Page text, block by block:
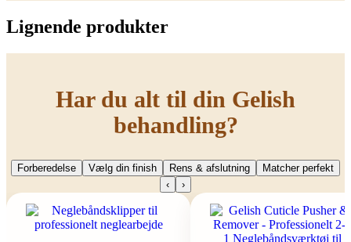
Lignende produkter
Har du alt til din Gelish
behandling?
Forberedelse Vælg din finish Rens & afslutning
Matcher perfekt
‹
›